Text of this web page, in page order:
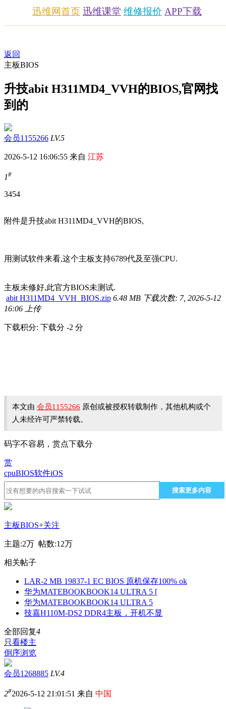
迅维网首页 迅维课堂 维修报价 APP下载
返回
主板BIOS
升技abit H311MD4_VVH的BIOS,官网找
到的
会员1155266 LV.5
2026-5-12 16:06:55 来自 江苏
1#
3454
附件是升技abit H311MD4_VVH的BIOS,
用测试软件来看,这个主板支持6789代及至强CPU.
主板未修好,此官方BIOS未测试.
abit H311MD4_VVH_BIOS.zip 6.48 MB 下载次数: 7, 2026-5-12
16:06 上传
下载积分: 下载分 -2 分
本文由 会员1155266 原创或被授权转载制作，其他机构或个
人未经许可严禁转载。
码字不容易，赏点下载分
赏
cpuBIOS软件iOS
搜索更多内容
主板BIOS+关注
主题:2万 帖数:12万
相关帖子
LAR-2 MB 19837-1 EC BIOS 原机保存100% ok
华为MATEBOOKBOOK14 ULTRA 5 [
华为MATEBOOKBOOK14 ULTRA 5
技嘉H110M-DS2 DDR4主板，开机不显
全部回复4
只看楼主
倒序浏览
会员1268885 LV.4
2#2026-5-12 21:01:51 来自 中国